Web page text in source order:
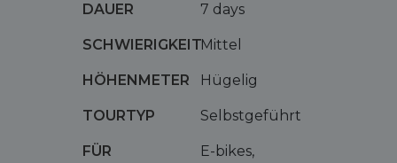
DAUER 7 days
SCHWIERIGKEITMittel
HÖHENMETER Hügelig
TOURTYP Selbstgeführt
FÜR
E-bikes,